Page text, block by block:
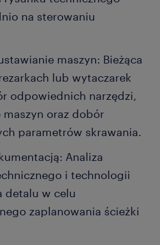
na sterowaniu
maszyn: Bieżąca
lub wytaczarek
odpowiednich narzędzi,
maszyn oraz dobór
parametrów skrawania.
Analiza
i technologii
detalu w celu
zaplanowania ścieżki